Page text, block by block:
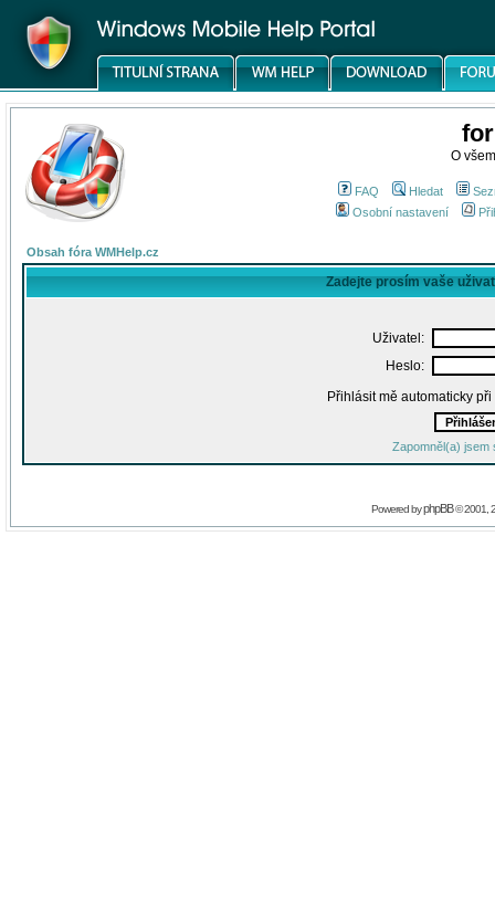
O
FAQ Hledat
Osobní nastavení
Obsah fóra WMHelp.cz
Zadejte prosím vaše
Uživatel:
Heslo:
Přihlásit mě automaticky
Zapomněl(a) jsem
Powered byphpBB© 2001,